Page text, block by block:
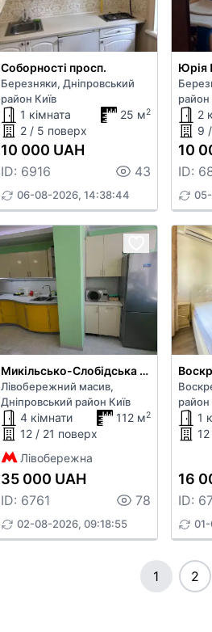
Соборності просп.
Березняки, Дніпровський
район Київ
1 кімната 25 м2
2 / 5 поверх
10 000 UAH
ID: 6916 43
06-08-2026, 14:38:44
Юрія
район
2
9
10
ID:
Микільсько-Слобідська вул. 6в
Лівобережний масив,
Дніпровський район Київ
4 кімнати 112 м2
12 / 21 поверх
Лівобережна
35 000 UAH
ID: 6761 78
02-08-2026, 09:18:55
район
1
16
ID:
1 2